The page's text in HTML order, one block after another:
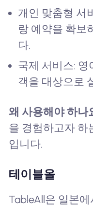
개인 맞춤형 서
랑 예약을 확보
다.
국제 서비스: 영
객을 대상으로
왜 사용해야 하나
을 경험하고자 하
입니다.
테이블올
TableAll은 일본